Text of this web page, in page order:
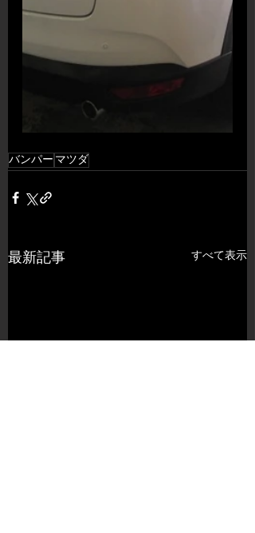
バンパー マツダ
最新記事 すべて表示